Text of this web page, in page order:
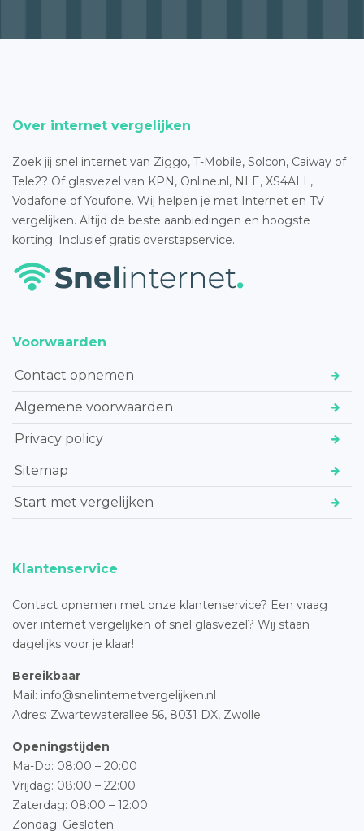
Over internet vergelijken
Zoek jij snel internet van Ziggo, T-Mobile, Solcon, Caiway of
Tele2? Of glasvezel van KPN, Online.nl, NLE, XS4ALL,
Vodafone of Youfone. Wij helpen je met Internet en TV
vergelijken. Altijd de beste aanbiedingen en hoogste
korting. Inclusief gratis overstapservice.
Voorwaarden
Contact opnemen
Algemene voorwaarden
Privacy policy
Sitemap
Start met vergelijken
Klantenservice
Contact opnemen met onze klantenservice? Een vraag
over internet vergelijken of snel glasvezel? Wij staan
dagelijks voor je klaar!
Bereikbaar
Mail: info@snelinternetvergelijken.nl
Adres: Zwartewaterallee 56, 8031 DX, Zwolle
Openingstijden
Ma-Do: 08:00 – 20:00
Vrijdag: 08:00 – 22:00
Zaterdag: 08:00 – 12:00
Zondag: Gesloten